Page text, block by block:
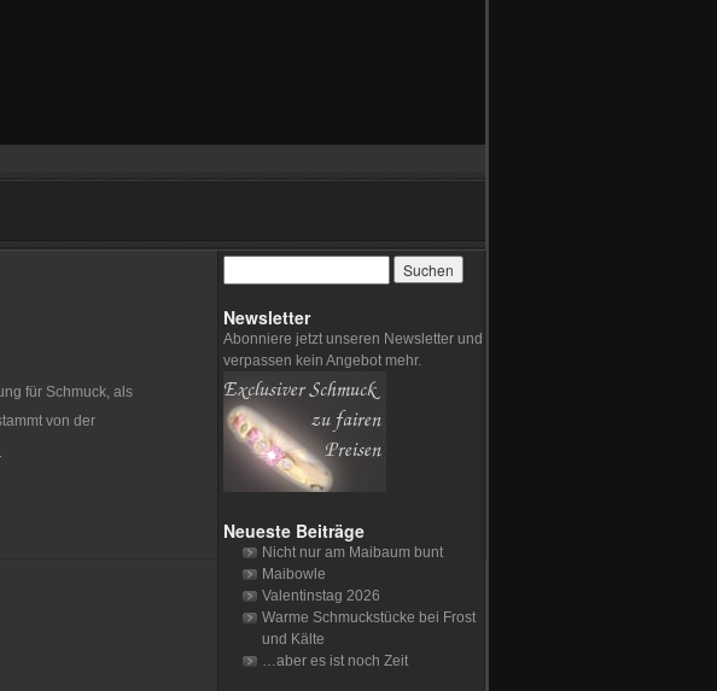
für Schmuck, als
von der
Newsletter
Abonniere jetzt unseren Newsletter und
verpassen kein Angebot mehr.
Neueste Beiträge
Nicht nur am Maibaum bunt
Maibowle
Valentinstag 2026
Warme Schmuckstücke bei Frost
und Kälte
…aber es ist noch Zeit